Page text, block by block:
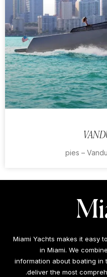
Miami Yachts makes it easy
in Miami. We
information about boating in
deliver the most